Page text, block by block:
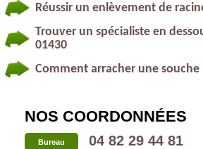
Réussir un enlèvement de
Trouver un spécialiste en
01430
Comment arracher une souche
NOS COORDONNÉES
Bureau 04 82 29 44 81